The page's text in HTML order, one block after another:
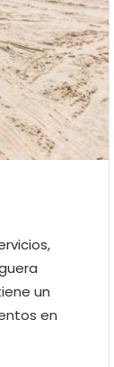
un
en